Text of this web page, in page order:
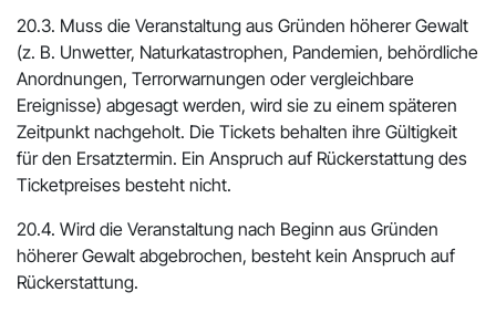
20.3. Muss die Veranstaltung aus Gründen höherer Gewalt
(z. B. Unwetter, Naturkatastrophen, Pandemien, behördliche
Anordnungen, Terrorwarnungen oder vergleichbare
Ereignisse) abgesagt werden, wird sie zu einem späteren
Zeitpunkt nachgeholt. Die Tickets behalten ihre Gültigkeit
für den Ersatztermin. Ein Anspruch auf Rückerstattung des
Ticketpreises besteht nicht.
20.4. Wird die Veranstaltung nach Beginn aus Gründen
höherer Gewalt abgebrochen, besteht kein Anspruch auf
Rückerstattung.